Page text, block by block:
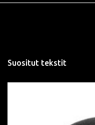
Suositut tekstit